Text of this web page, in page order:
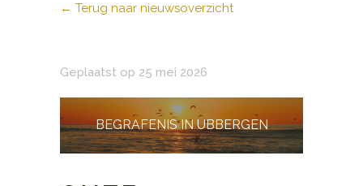
← Terug naar nieuwsoverzicht
Geplaatst op 25 mei 2026
BEGRAFENIS IN UBBERGEN